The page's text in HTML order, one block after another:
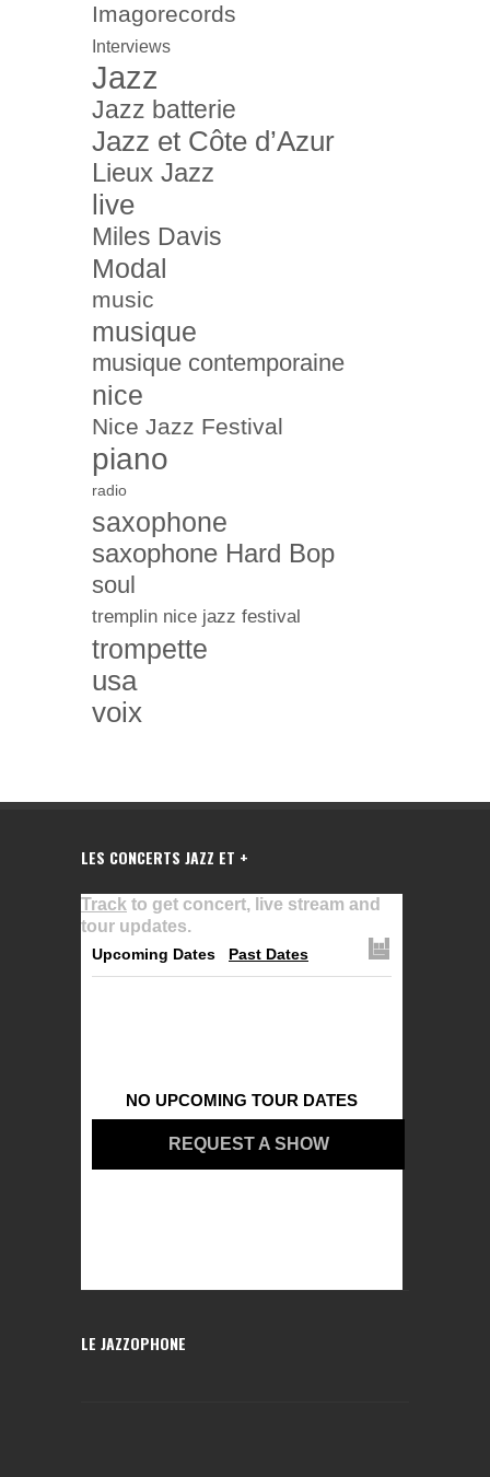
Imagorecords
Interviews
Jazz
Jazz batterie
Jazz et Côte d’Azur
Lieux Jazz
live
Miles Davis
Modal
music
musique
musique contemporaine
nice
Nice Jazz Festival
piano
radio
saxophone
saxophone Hard Bop
soul
tremplin nice jazz festival
trompette
usa
voix
LES CONCERTS JAZZ ET +
Track to get concert, live stream and
tour updates.
Upcoming Dates Past Dates
NO UPCOMING TOUR DATES
REQUEST A SHOW
LE JAZZOPHONE